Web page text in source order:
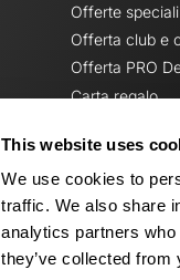
This website uses
We use cookies to
traffic. We also share
analytics partners
they’ve collected
Offerte speciali
Offerta club e
Offerta PRO
Carta regalo